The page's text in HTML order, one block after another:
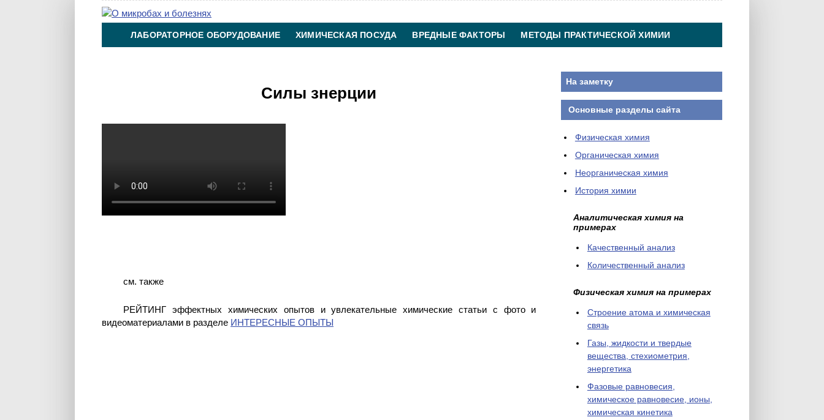
ЛАБОРАТОРНОЕ ОБОРУДОВАНИЕ ХИМИЧЕСКАЯ ПОСУДА ВРЕДНЫЕ ФАКТОРЫ МЕТОДЫ ПРАКТИЧЕСКОЙ ХИМИИ
Силы знерции
см. также
РЕЙТИНГ эффектных химических опытов и увлекательные химические статьи с фото и
видеоматериалами в разделе ИНТЕРЕСНЫЕ ОПЫТЫ
На заметку
Основные разделы сайта
Физическая химия
Органическая химия
Неорганическая химия
История химии
Аналитическая химия на
примерах
Качественный анализ
Количественный анализ
Физическая химия на примерах
Cтроение атома и химическая
связь
Газы, жидкости и твердые
вещества, стехиометрия,
энергетика
Фазовые равновесия,
химическое равновесие, ионы,
химическая кинетика